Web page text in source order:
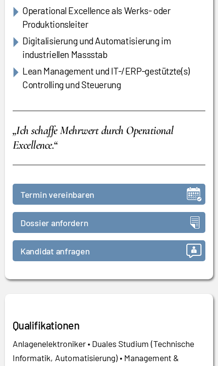
Operational Excellence als Werks- oder
Produktionsleiter
Digitalisierung und Automatisierung im
industriellen Massstab
Lean Management und IT-/ERP-gestützte(s)
Controlling und Steuerung
„Ich schaffe Mehrwert durch Operational
Excellence.“
Termin vereinbaren
Dossier anfordern
Kandidat anfragen
Qualifikationen
Anlagenelektroniker • Duales Studium (Technische
Informatik, Automatisierung) • Management &